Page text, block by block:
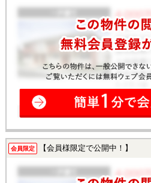
会員限定 【会員様限定で公開中！】